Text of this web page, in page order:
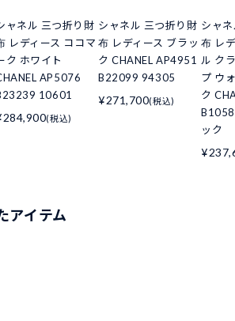
ャネル 三つ折り財
レディース ココマ
ク ホワイト
AP5076
10601
(税込)
シャネル 三つ折り財
布 レディース ブラッ
ク CHANEL AP4951
B22099 94305
¥271,700(税込)
シャ
布 レ
ル ク
プ ウ
ク
ック
アイテム